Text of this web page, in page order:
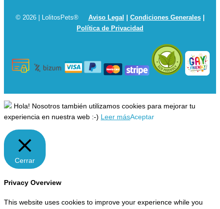
© 2026 | LolitosPets® Aviso Legal | Condiciones Generales|
Política de Privacidad
Hola! Nosotros también utilizamos cookies para mejorar tu
experiencia en nuestra web :-) Leer másAceptar
Cerrar
Privacy Overview
This website uses cookies to improve your experience while you